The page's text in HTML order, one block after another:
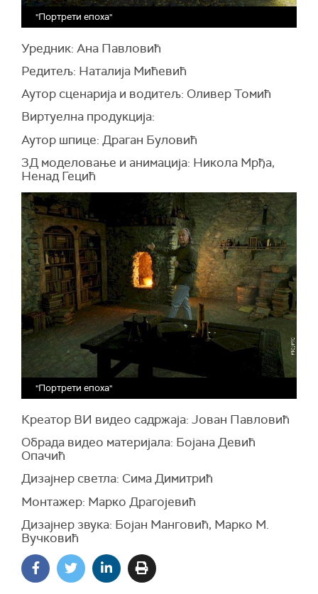
"Портрети епоха"
Уредник: Ана Павловић
Редитељ: Наталија Мићевић
Аутор сценарија и водитељ: Оливер Томић
Виртуелна продукција:
Аутор шпице: Драган Буловић
3Д моделовање и анимација: Никола Мрђа,
Ненад Гецић
"Портрети епоха"
Креатор ВИ видео садржаја: Јован Павловић
Обрада видео материјала: Бојана Девић
Опачић
Дизајнер светла: Сима Димитрић
Монтажер: Марко Драгојевић
Дизајнер звука: Бојан Манговић, Марко М.
Вучковић